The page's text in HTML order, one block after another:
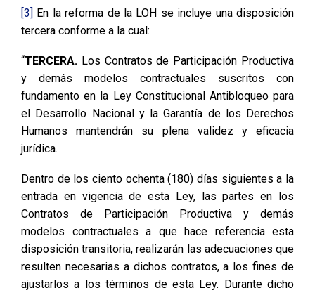
[3]
En la reforma de la LOH se incluye una disposición
tercera conforme a la cual:
“TERCERA. Los Contratos de Participación Productiva
y demás modelos contractuales suscritos con
fundamento en la Ley Constitucional Antibloqueo para
el Desarrollo Nacional y la Garantía de los Derechos
Humanos mantendrán su plena validez y eficacia
jurídica.
Dentro de los ciento ochenta (180) días siguientes a la
entrada en vigencia de esta Ley, las partes en los
Contratos de Participación Productiva y demás
modelos contractuales a que hace referencia esta
disposición transitoria, realizarán las adecuaciones que
resulten necesarias a dichos contratos, a los fines de
ajustarlos a los términos de esta Ley. Durante dicho